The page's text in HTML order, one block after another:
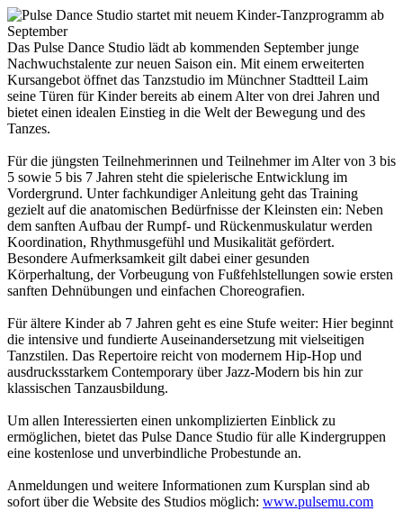
Das Pulse Dance Studio lädt ab kommenden September junge
Nachwuchstalente zur neuen Saison ein. Mit einem erweiterten
Kursangebot öffnet das Tanzstudio im Münchner Stadtteil Laim
seine Türen für Kinder bereits ab einem Alter von drei Jahren und
bietet einen idealen Einstieg in die Welt der Bewegung und des
Tanzes.
Für die jüngsten Teilnehmerinnen und Teilnehmer im Alter von 3 bis
5 sowie 5 bis 7 Jahren steht die spielerische Entwicklung im
Vordergrund. Unter fachkundiger Anleitung geht das Training
gezielt auf die anatomischen Bedürfnisse der Kleinsten ein: Neben
dem sanften Aufbau der Rumpf- und Rückenmuskulatur werden
Koordination, Rhythmusgefühl und Musikalität gefördert.
Besondere Aufmerksamkeit gilt dabei einer gesunden
Körperhaltung, der Vorbeugung von Fußfehlstellungen sowie ersten
sanften Dehnübungen und einfachen Choreografien.
Für ältere Kinder ab 7 Jahren geht es eine Stufe weiter: Hier beginnt
die intensive und fundierte Auseinandersetzung mit vielseitigen
Tanzstilen. Das Repertoire reicht von modernem Hip-Hop und
ausdrucksstarkem Contemporary über Jazz-Modern bis hin zur
klassischen Tanzausbildung.
Um allen Interessierten einen unkomplizierten Einblick zu
ermöglichen, bietet das Pulse Dance Studio für alle Kindergruppen
eine kostenlose und unverbindliche Probestunde an.
Anmeldungen und weitere Informationen zum Kursplan sind ab
sofort über die Website des Studios möglich: www.pulsemu.com